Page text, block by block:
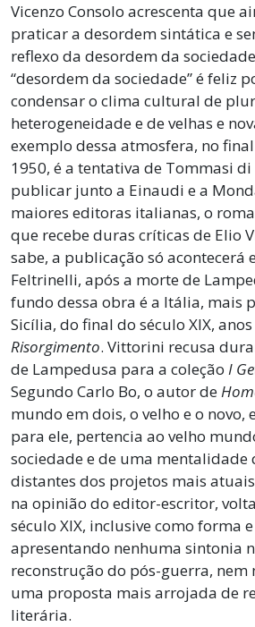
Vicenzo Consolo acrescenta que
praticar a desordem sintática e
reflexo da desordem da
“desordem da sociedade” é feliz
condensar o clima cultural de
heterogeneidade e de velhas e
exemplo dessa atmosfera, no
1950, é a tentativa de Tommasi
publicar junto a Einaudi e a
maiores editoras italianas, o
que recebe duras críticas de Elio
sabe, a publicação só acontecerá
Feltrinelli, após a morte de
fundo dessa obra é a Itália, mais
Sicília, do final do século XIX,
Risorgimento. Vittorini recusa
de Lampedusa para a coleção I
Segundo Carlo Bo, o autor de
mundo em dois, o velho e o novo,
para ele, pertencia ao velho
sociedade e de uma mentalidade
distantes dos projetos mais
na opinião do editor-escritor,
século XIX, inclusive como forma
apresentando nenhuma sintonia
reconstrução do pós-guerra, nem
uma proposta mais arrojada de
literária.